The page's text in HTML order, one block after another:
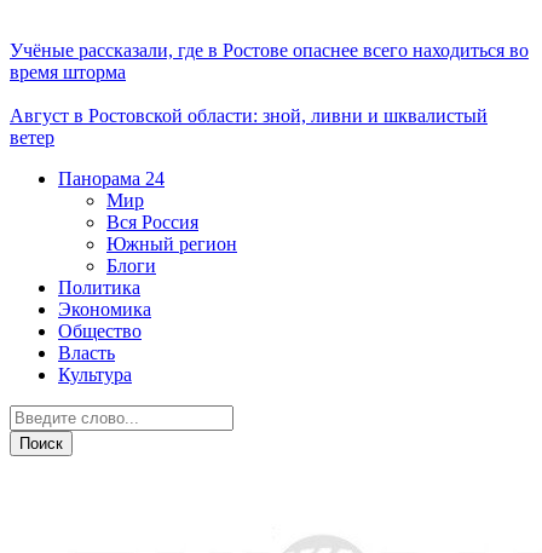
Учёные рассказали, где в Ростове опаснее всего находиться во
время шторма
Август в Ростовской области: зной, ливни и шквалистый
ветер
Панорама 24
Мир
Вся Россия
Южный регион
Блоги
Политика
Экономика
Общество
Власть
Культура